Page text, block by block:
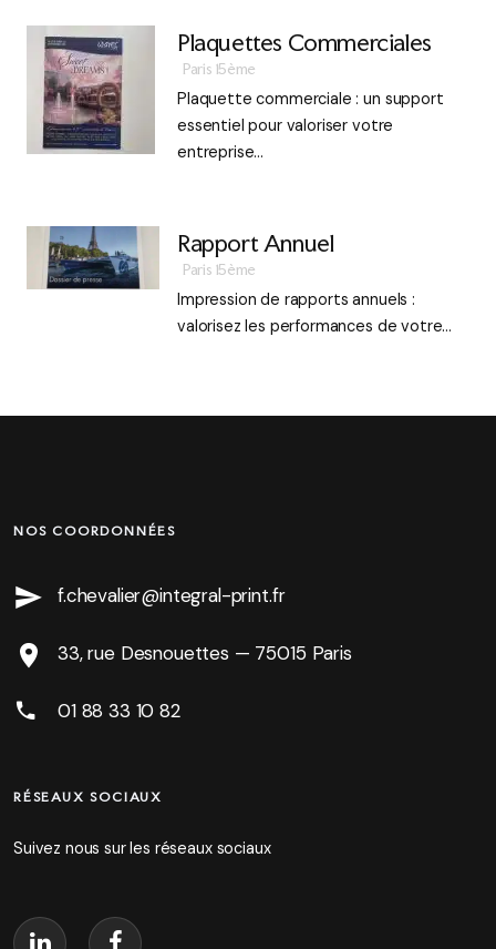
Plaquettes Commerciales
Paris 15ème
Plaquette commerciale : un support
essentiel pour valoriser votre
entreprise…
Rapport Annuel
Paris 15ème
Impression de rapports annuels :
valorisez les performances de votre…
NOS COORDONNÉES
f.chevalier@integral-print.fr
33, rue Desnouettes — 75015 Paris
01 88 33 10 82
RÉSEAUX SOCIAUX
Suivez nous sur les réseaux sociaux